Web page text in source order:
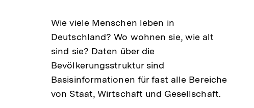
Wie viele Menschen leben in
Deutschland? Wo wohnen sie, wie alt
sind sie? Daten über die
Bevölkerungsstruktur sind
Basisinformationen für fast alle Bereiche
von Staat, Wirtschaft und Gesellschaft.